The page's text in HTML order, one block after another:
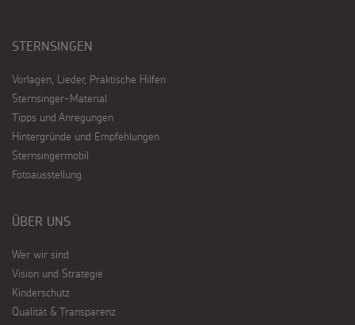
STERNSINGEN
Vorlagen, Lieder, Praktische Hilfen
Sternsinger-Material
Tipps und Anregungen
Hintergründe und Empfehlungen
Sternsingermobil
Fotoausstellung
ÜBER UNS
Wer wir sind
Vision und Strategie
Kinderschutz
Qualität & Transparenz